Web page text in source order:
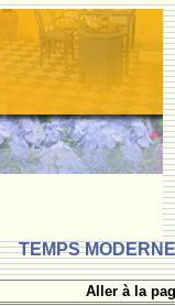
TEMPS
Aller à la